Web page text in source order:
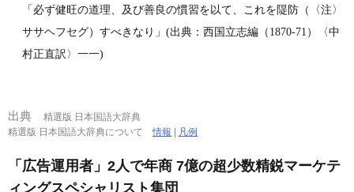
「必ず健旺の道理、及び善良の慣習を以て、これを隄防（〈注〉
ササヘフセグ）すべきなり」(出典：西国立志編（1870‐71）〈中
村正直訳〉一一)
出典
精選版 日本国語大辞典
精選版 日本国語大辞典について情報 凡例
「広告運用者」2人で年商 7億の超少数精鋭マーケテ
ィングスペシャリスト集団